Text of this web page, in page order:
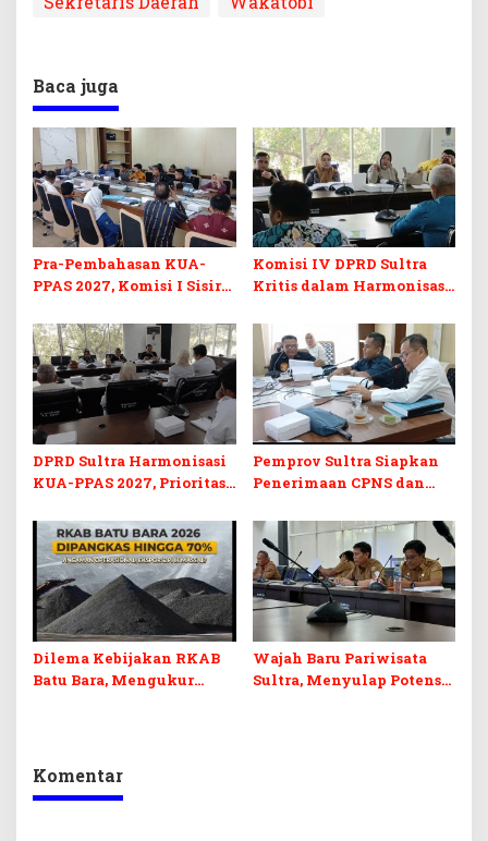
Baca juga
Pra-Pembahasan KUA-
PPAS 2027, Komisi I Sisir
Berkelanjutan
Komisi IV DPRD Sultra
Kritis dalam Harmonisasi
Perubahan APBD 2026
DPRD Sultra Harmonisasi
KUA-PPAS 2027, Prioritas
dan Pelunasan Utang
Infrastruktur
Pemprov Sultra Siapkan
Penerimaan CPNS dan
Desak Formasi Disabilitas
Dilema Kebijakan RKAB
Batu Bara, Mengukur
Wajah Baru Pariwisata
Sultra, Menyulap Potensi
Komentar